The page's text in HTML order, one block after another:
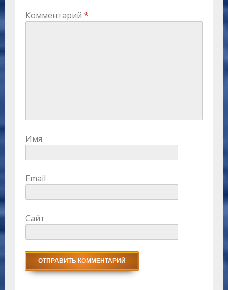
Комментарий *
Имя
Email
Сайт